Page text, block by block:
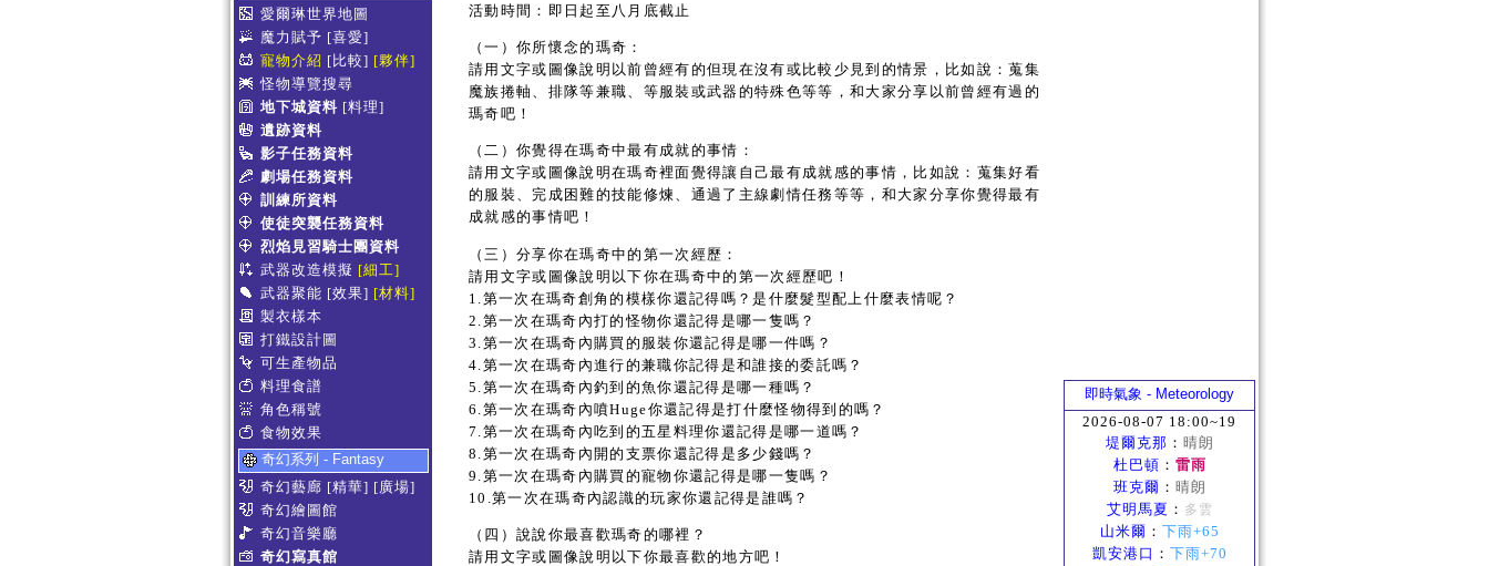
愛爾琳世界地圖
魔力賦予 [喜愛]
寵物介紹 [比較] [夥伴]
怪物導覽搜尋
地下城資料 [料理]
遺跡資料
影子任務資料
劇場任務資料
訓練所資料
使徒突襲任務資料
烈焰見習騎士團資料
武器改造模擬 [細工]
武器聚能 [效果] [材料]
製衣樣本
打鐵設計圖
可生產物品
料理食譜
角色稱號
食物效果
奇幻系列 - Fantasy
奇幻藝廊 [精華] [廣場]
奇幻繪圖館
奇幻音樂廳
奇幻寫真館
活動時間：即日起至八月底截止
（一）你所懷念的瑪奇：
請用文字或圖像說明以前曾經有的但現在沒有或比較少見到的情景，比如說：蒐集
魔族捲軸、排隊等兼職、等服裝或武器的特殊色等等，和大家分享以前曾經有過的
瑪奇吧！
（二）你覺得在瑪奇中最有成就的事情：
請用文字或圖像說明在瑪奇裡面覺得讓自己最有成就感的事情，比如說：蒐集好看
的服裝、完成困難的技能修煉、通過了主線劇情任務等等，和大家分享你覺得最有
成就感的事情吧！
（三）分享你在瑪奇中的第一次經歷：
請用文字或圖像說明以下你在瑪奇中的第一次經歷吧！
1.第一次在瑪奇創角的模樣你還記得嗎？是什麼髮型配上什麼表情呢？
2.第一次在瑪奇內打的怪物你還記得是哪一隻嗎？
3.第一次在瑪奇內購買的服裝你還記得是哪一件嗎？
4.第一次在瑪奇內進行的兼職你記得是和誰接的委託嗎？
5.第一次在瑪奇內釣到的魚你還記得是哪一種嗎？
6.第一次在瑪奇內噴Huge你還記得是打什麼怪物得到的嗎？
7.第一次在瑪奇內吃到的五星料理你還記得是哪一道嗎？
8.第一次在瑪奇內開的支票你還記得是多少錢嗎？
9.第一次在瑪奇內購買的寵物你還記得是哪一隻嗎？
10.第一次在瑪奇內認識的玩家你還記得是誰嗎？
（四）說說你最喜歡瑪奇的哪裡？
請用文字或圖像說明以下你最喜歡的地方吧！
即時氣象 - Meteorology
2026-08-07 18:00~19
堤爾克那 ： 晴朗
杜巴頓 ： 雷雨
班克爾 ： 晴朗
艾明馬夏 ： 多雲
山米爾 ： 下雨+65
凱安港口 ： 下雨+70